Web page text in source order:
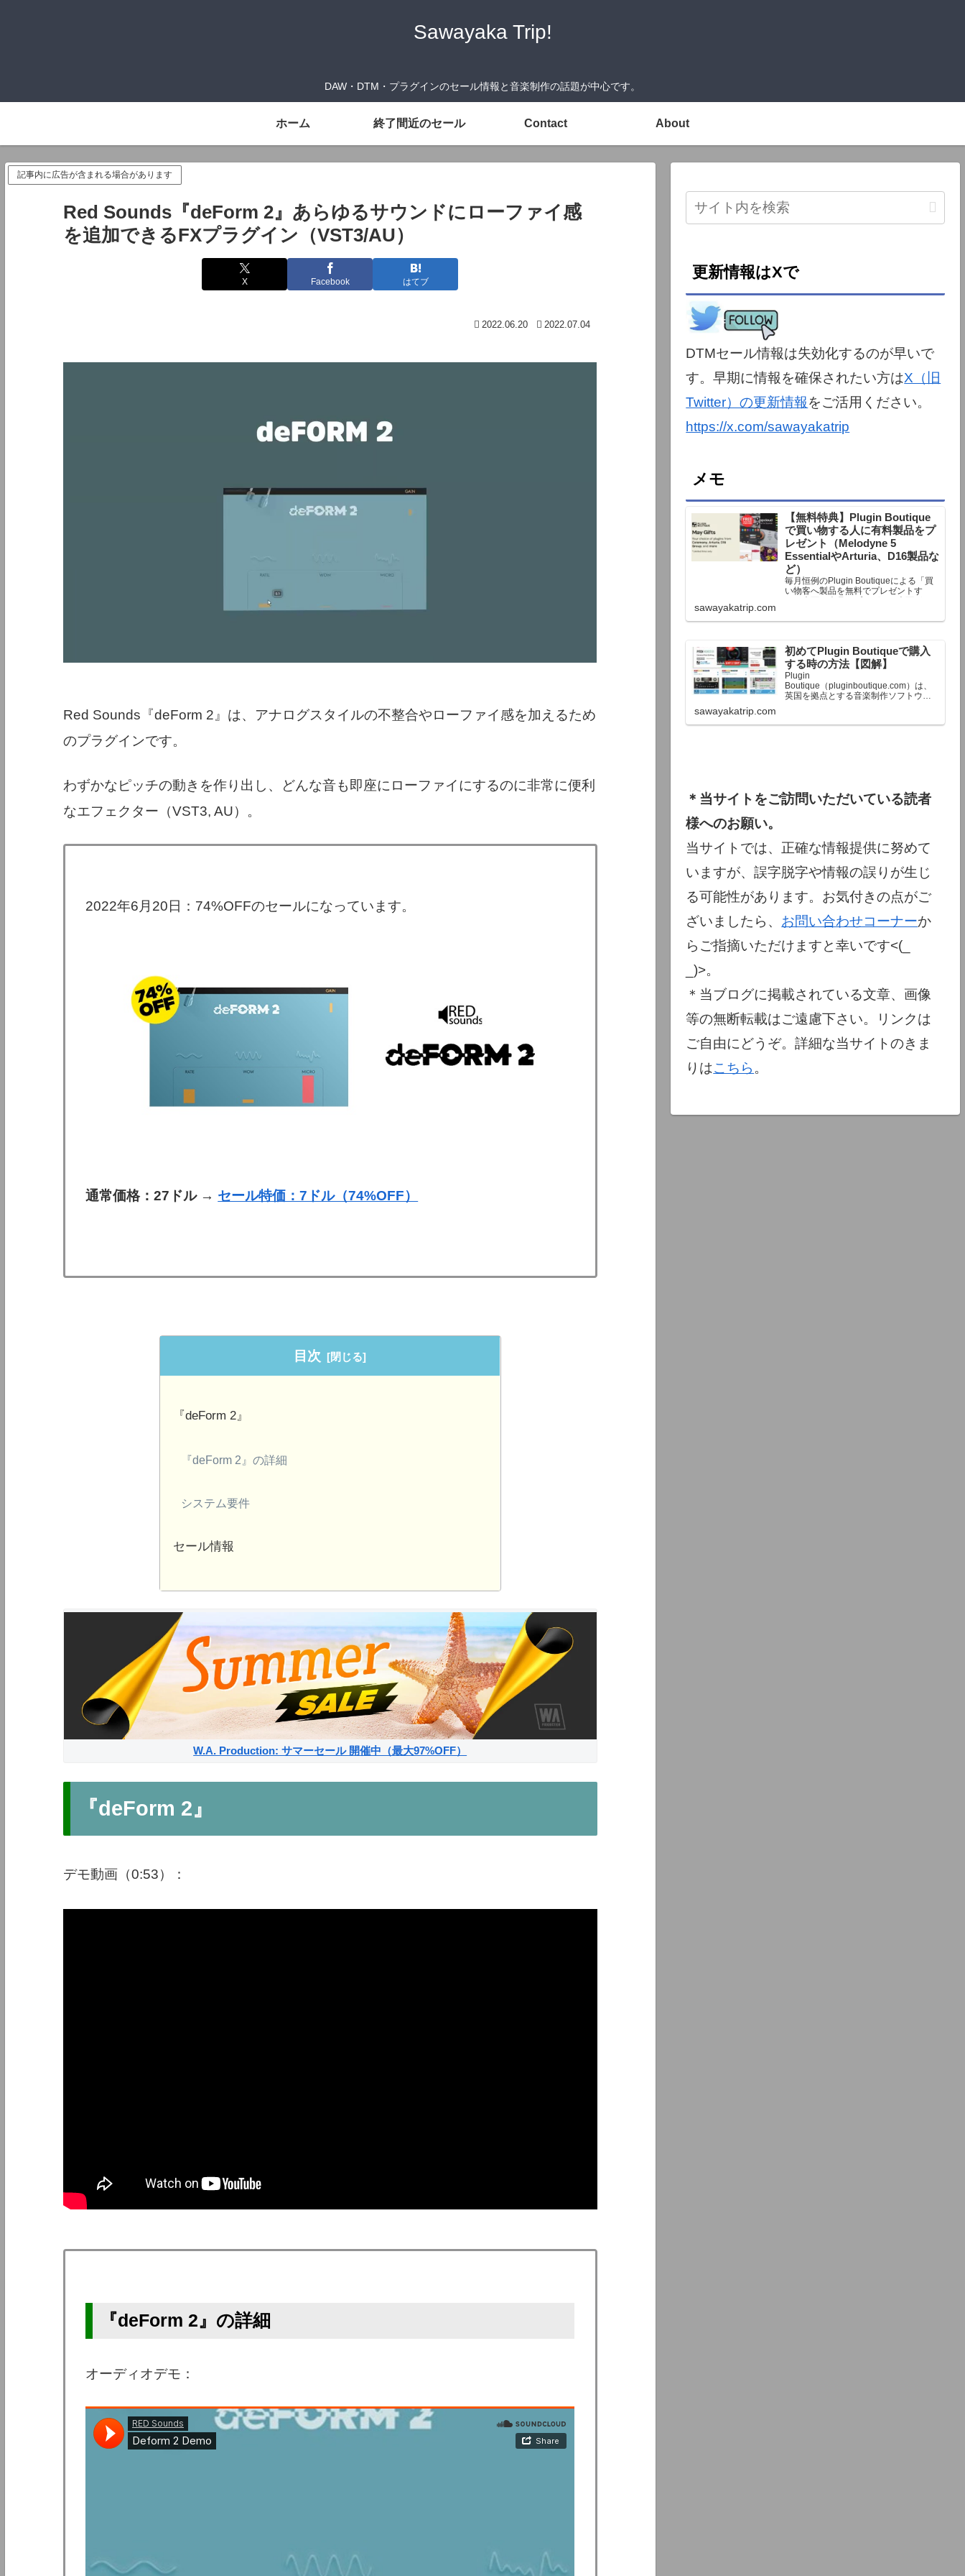
Sawayaka Trip!
DAW・DTM・プラグインのセール情報と音楽制作の話題が中心です。
ホーム 終了間近のセール Contact About
記事内に広告が含まれる場合があります
Red Sounds『deForm 2』あらゆるサウンドにローファイ感
を追加できるFXプラグイン（VST3/AU）
X Facebook はてブ
2022.06.20 2022.07.04
Red Sounds『deForm 2』は、アナログスタイルの不整合やローファイ感を加えるため
のプラグインです。
わずかなピッチの動きを作り出し、どんな音も即座にローファイにするのに非常に便利
なエフェクター（VST3, AU）。
2022年6月20日：74%OFFのセールになっています。
通常価格：27ドル→ セール特価：7ドル（74%OFF）
目次
『deForm 2』
『deForm 2』の詳細
システム要件
セール情報
W.A. Production: サマーセール 開催中（最大97%OFF）
『deForm 2』
デモ動画（0:53）：
『deForm 2』の詳細
オーディオデモ：
更新情報はXで
DTMセール情報は失効化するのが早いで
す。早期に情報を確保されたい方はX（旧
Twitter）の更新情報をご活用ください。
https://x.com/sawayakatrip
メモ
【無料特典】Plugin Boutique
で買い物する人に有料製品をプ
レゼント（Melodyne 5
EssentialやArturia、D16製品な
ど）
毎月恒例のPlugin Boutiqueによる「買
い物客へ製品を無料でプレゼントす
る」企画。今月もプレゼント企画が用
定額以上のお金を出して何かを購入す
終了予定日：日本時間：6/1（月…
sawayakatrip.com
初めてPlugin Boutiqueで購入
する時の方法【図解】
Plugin
Boutique（pluginboutique.com）は、
英国を拠点とする音楽制作ソフトウェ
で、世界中のミュージシャンに利用さ
sawayakatrip.com
＊当サイトをご訪問いただいている読者
様へのお願い。
当サイトでは、正確な情報提供に努めて
いますが、誤字脱字や情報の誤りが生じ
る可能性があります。お気付きの点がご
ざいましたら、 お問い合わせコーナーか
らご指摘いただけますと幸いです<(_
_)>。
＊当ブログに掲載されている文章、画像
等の無断転載はご遠慮下さい。リンクは
ご自由にどうぞ。詳細な当サイトのきま
りはこちら 。